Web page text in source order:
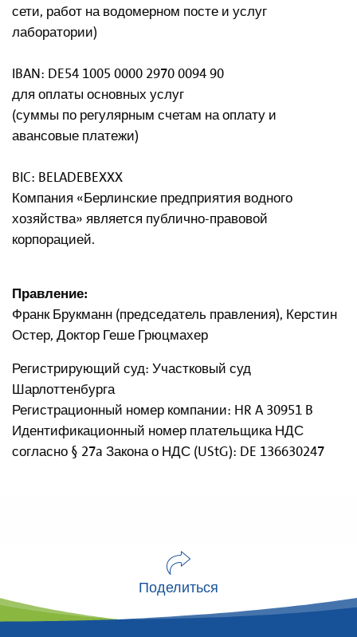
сети, работ на водомерном посте и услуг
лаборатории)
IBAN: DE54 1005 0000 2970 0094 90
для оплаты основных услуг
(суммы по регулярным счетам на оплату и
авансовые платежи)
BIC: BELADEBEXXX
Компания «Берлинские предприятия водного
хозяйства» является публично-правовой
корпорацией.
Правление:
Франк Брукманн (председатель правления), Керстин
Остер, Доктор Геше Грюцмахер
Регистрирующий суд: Участковый суд
Шарлоттенбурга
Регистрационный номер компании: HR A 30951 B
Идентификационный номер плательщика НДС
согласно § 27a Закона о НДС (UStG): DE 136630247
Поделиться